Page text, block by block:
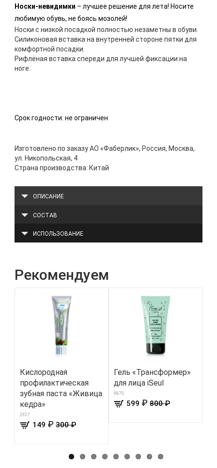
Носки-невидимки – лучшее решение для лета! Носите
любимую обувь, не боясь мозолей!
Носки с низкой посадкой полностью незаметны в обуви.
Силиконовая вставка на внутренней стороне пятки для
комфортной посадки.
Рифлёная вставка спереди для лучшей фиксации на
ноге.
Срок годности: не ограничен
Изготовлено по заказу АО «Фаберлик», Россия, Москва,
ул. Никопольская, 4
Страна производства: Китай
ОПИСАНИЕ
СОСТАВ
ИСПОЛЬЗОВАНИЕ
Рекомендуем
Кислородная
профилактическая
зубная паста «Живица
кедра»
2927
149 ₽ 300 ₽
Гель «Трансформер»
для лица iSeul
0875
599 ₽ 800 ₽